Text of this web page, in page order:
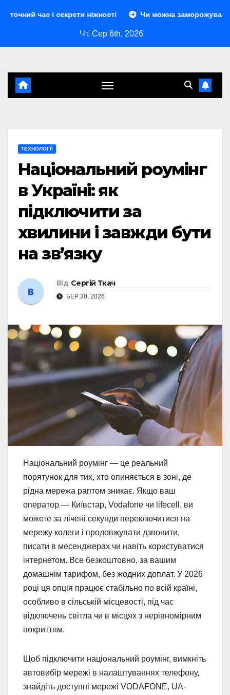
секрети ніжності Чи можна заморожувати сир: повний
Чт. Сер 6th, 2026
ТЕХНОЛОГІЇ
Національний роумінг
в Україні: як
підключити за
хвилини і завжди бути
на зв’язку
Від Сергій Ткач
БЕР 30, 2026
Національний роумінг — це реальний
порятунок для тих, хто опиняється в зоні, де
рідна мережа раптом зникає. Якщо ваш
оператор — Київстар, Vodafone чи lifecell, ви
можете за лічені секунди переключитися на
мережу колеги і продовжувати дзвонити,
писати в месенджерах чи навіть користуватися
інтернетом. Все безкоштовно, за вашим
домашнім тарифом, без жодних доплат. У 2026
році ця опція працює стабільно по всій країні,
особливо в сільській місцевості, під час
відключень світла чи в місцях з нерівномірним
покриттям.
Щоб підключити національний роумінг, вимкніть
автовибір мережі в налаштуваннях телефону,
знайдіть доступні мережі VODAFONE, UA-